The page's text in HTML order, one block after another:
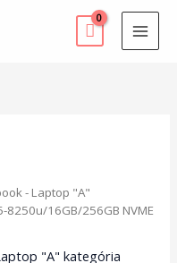
- Laptop "A"
8250u/16GB/256GB NVME
"A" kategória